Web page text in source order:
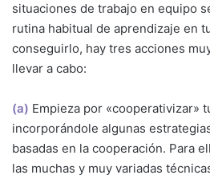
situaciones de trabajo en equipo
rutina habitual de aprendizaje en
conseguirlo, hay tres acciones
llevar a cabo:
(a) Empieza por «cooperativizar»
incorporándole algunas
basadas en la cooperación. Para
las muchas y muy variadas